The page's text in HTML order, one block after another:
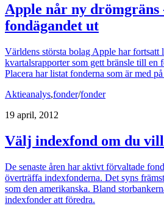
Apple når ny drömgräns
fondägandet ut
Världens största bolag Apple har fortsatt
kvartalsrapporter som gett bränsle till en
Placera har listat fonderna som är med
Aktieanalys,fonder/fonder
19 april, 2012
Välj indexfond om du
De senaste åren har aktivt förvaltade
överträffa indexfonderna. Det syns
som den amerikanska. Bland
indexfonder att föredra.